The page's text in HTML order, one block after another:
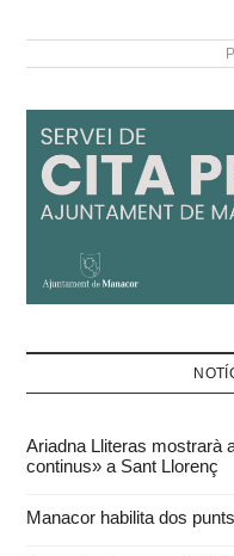
Ariadna Lliteras mostrarà
continus» a Sant Llorenç
Manacor habilita dos